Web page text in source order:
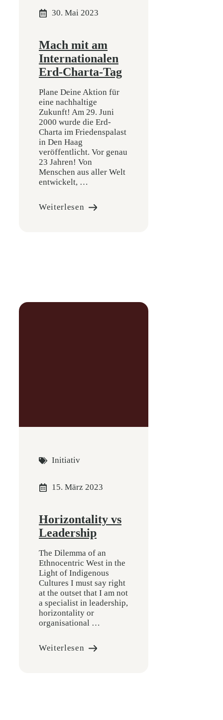
30. Mai 2023
Mach mit am
Internationalen
Erd-Charta-Tag
Plane Deine Aktion für
eine nachhaltige
Zukunft! Am 29. Juni
2000 wurde die Erd-
Charta im Friedenspalast
in Den Haag
veröffentlicht. Vor genau
23 Jahren! Von
Menschen aus aller Welt
entwickelt, …
Weiterlesen
Initiativ
15. März 2023
Horizontality vs
Leadership
The Dilemma of an
Ethnocentric West in the
Light of Indigenous
Cultures I must say right
at the outset that I am not
a specialist in leadership,
horizontality or
organisational …
Weiterlesen